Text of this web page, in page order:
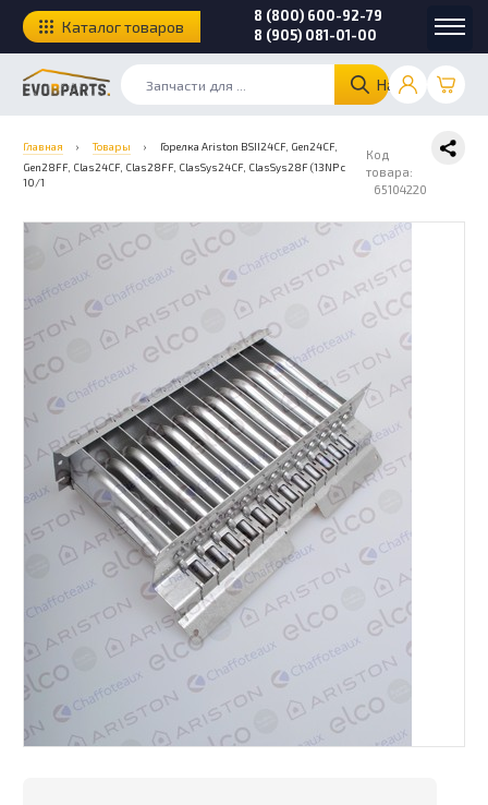
Найти
8 (800) 600-92-79
8 (905) 081-01-00
Каталог товаров
Главная › Товары ›
Горелка Ariston BSII24CF, Gen24СF,
Gen28FF, Clas24CF, Clas28FF, ClasSys24CF, ClasSys28F (13NP с
10/1
Код
товара:
65104220